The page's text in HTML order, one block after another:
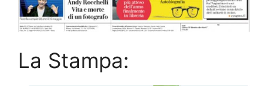
La Stampa: